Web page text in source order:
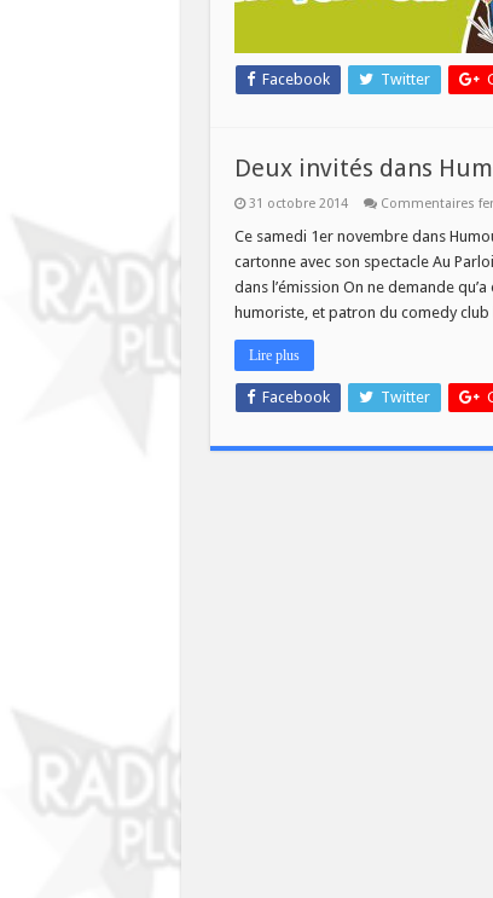
Facebook Twitter
Deux invités dans
31 octobre 2014 Commentaires
Ce samedi 1er novembre dans
cartonne avec son spectacle Au
dans l’émission On ne demande
humoriste, et patron du comedy club
Lire plus
Facebook Twitter